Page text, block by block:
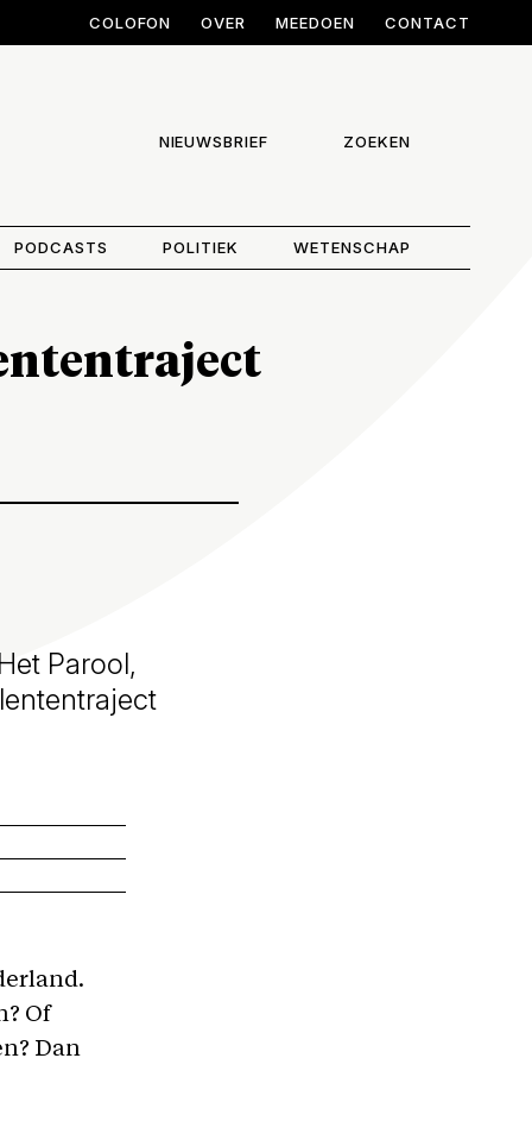
COLOFON OVER MEEDOEN CONTACT
NIEUWSBRIEF ZOEKEN
PODCASTS POLITIEK WETENSCHAP
Parool,
Of
Dan